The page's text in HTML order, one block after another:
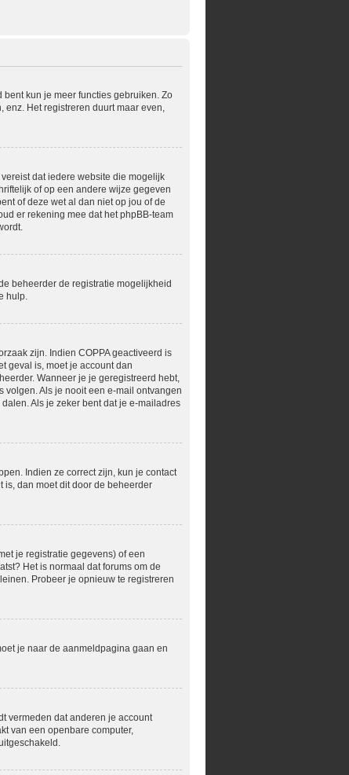
kun je meer functies gebruiken. Zo
Het registreren duurt maar even,
dat iedere website die mogelijk
of op een andere wijze gegeven
of deze wet al dan niet op jou of de
er rekening mee dat het phpBB-team
beheerder de registratie mogelijkheid
hulp.
zijn. Indien COPPA geactiveerd is
geval is, moet je account dan
Wanneer je je geregistreerd hebt,
Als je nooit een e-mail ontvangen
Als je zeker bent dat je e-mailadres
Indien ze correct zijn, kun je contact
is, dan moet dit door de beheerder
je registratie gegevens) of een
Het is normaal dat forums om de
Probeer je opnieuw te registreren
je naar de aanmeldpagina gaan en
vermeden dat anderen je account
van een openbare computer,